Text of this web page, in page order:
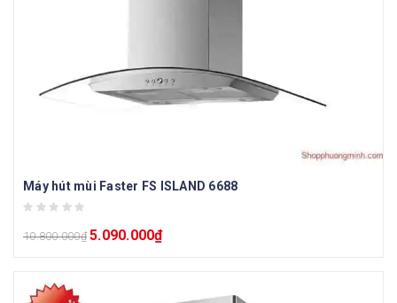
Máy hút mùi Faster FS ISLAND 6688
10.800.000₫ 5.090.000₫